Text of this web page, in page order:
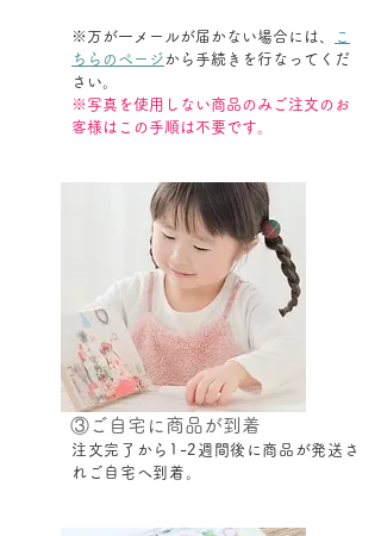
​※万が一メールが届かない場合には、
こ
ちらのページ から手続きを行なってくだ
さい。
​※写真を使用しない商品のみご注文のお
客様はこの手順は不要です。
③ご自宅に商品が到着
注文完了から1-2週間後に商品が発送さ
れご自宅へ到着。